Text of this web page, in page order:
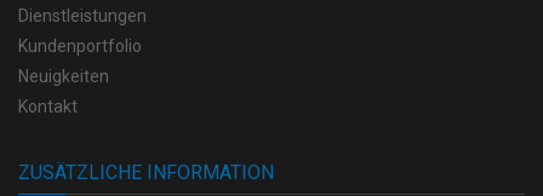
Dienstleistungen
Kundenportfolio
Neuigkeiten
Kontakt
ZUSÄTZLICHE INFORMATION